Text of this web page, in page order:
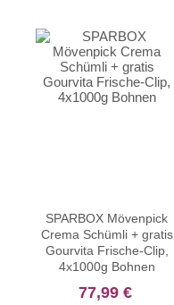
SPARBOX Mövenpick
Crema Schümli + gratis
Gourvita Frische-Clip,
4x1000g Bohnen
sonderangebot
77,99 €